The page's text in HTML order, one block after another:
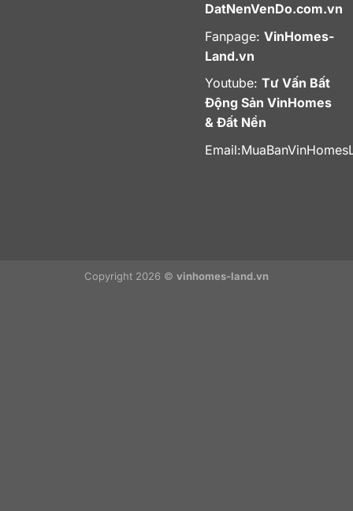
DatNenVenDo.com.vn
Fanpage: VinHomes-
Land.vn
Youtube: Tư Vấn Bất
Động Sản VinHomes
& Đất Nền
Email:
Copyright 2026 © vinhomes-land.vn